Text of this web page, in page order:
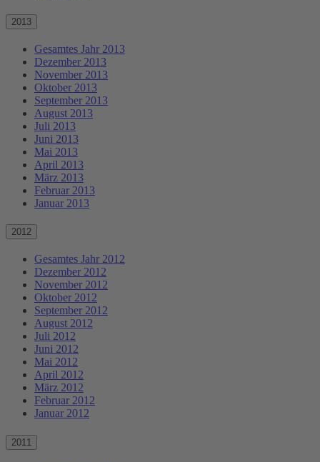
2013
Gesamtes Jahr 2013
Dezember 2013
November 2013
Oktober 2013
September 2013
August 2013
Juli 2013
Juni 2013
Mai 2013
April 2013
März 2013
Februar 2013
Januar 2013
2012
Gesamtes Jahr 2012
Dezember 2012
November 2012
Oktober 2012
September 2012
August 2012
Juli 2012
Juni 2012
Mai 2012
April 2012
März 2012
Februar 2012
Januar 2012
2011